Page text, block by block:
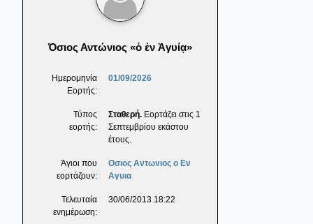
Όσιος Αντώνιος «ὁ ἐν Ἀγυίᾳ»
Ημερομηνία
Εορτής:
01/09/2026
Τύπος
εορτής:
Σταθερή. Εορτάζει στις 1
Σεπτεμβρίου εκάστου
έτους.
Άγιοι που
εορτάζουν:
Οσιος Αντωνιος ο Εν
Αγυια
Τελευταία
ενημέρωση:
30/06/2013 18:22